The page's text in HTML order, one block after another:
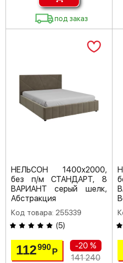
под заказ
НЕЛЬСОН 1400х2000,
без п/м СТАНДАРТ, 8
ВАРИАНТ серый шелк,
Абстракция
Код товара: 255339
(5)
112990Р
-20 %
141 240